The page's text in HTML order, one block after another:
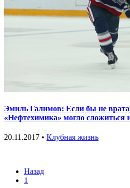
Эмиль Галимов: Если бы не
«Нефтехимика» могло сложиться
20.11.2017 • Клубная жизнь
Назад
1